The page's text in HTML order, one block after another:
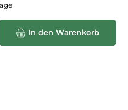
ein oder benutze die
In den Warenkorb